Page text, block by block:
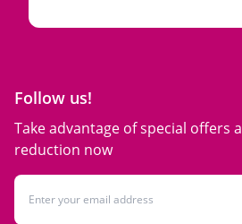
Follow us!
Take advantage of special offers
reduction now
Email Address